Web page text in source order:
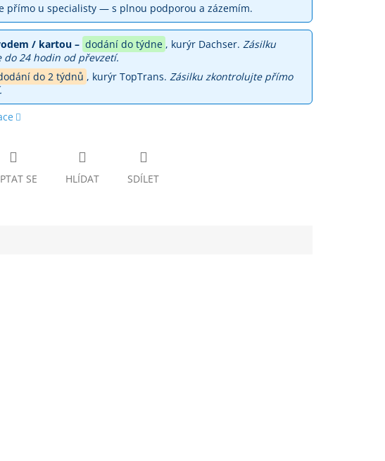
přímo u specialisty — s plnou podporou a zázemím.
/ kartou – dodání do týdne , kurýr Dachser.Zásilku
24 hodin od převzetí.
do 2 týdnů , kurýr TopTrans.Zásilku zkontrolujte přímo
SE HLÍDAT SDÍLET